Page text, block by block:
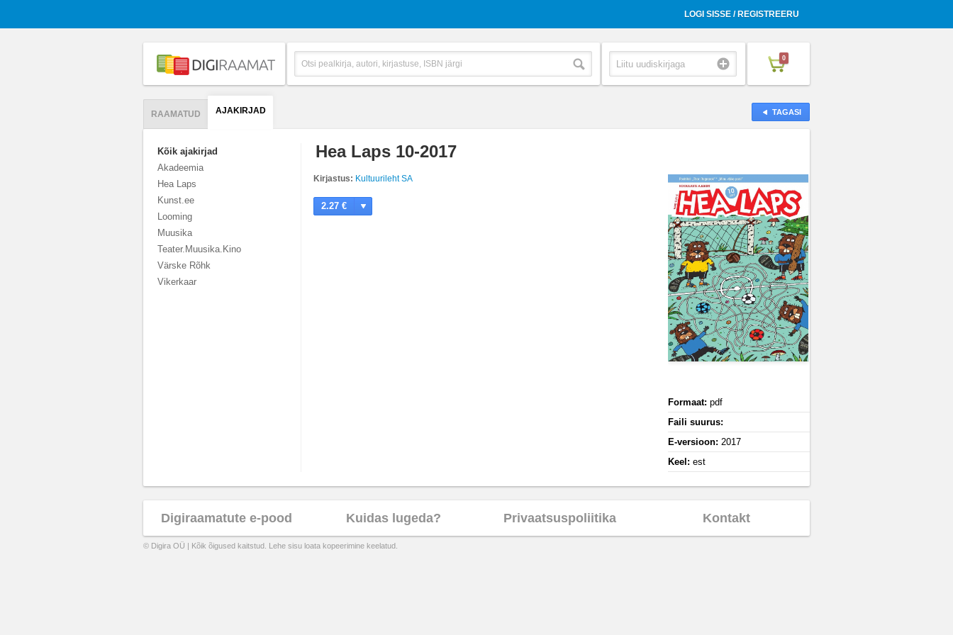
LOGI SISSE / REGISTREERU
0
TAGASI
RAAMATUD AJAKIRJAD
Kõik ajakirjad
Akadeemia
Hea Laps
Kunst.ee
Looming
Muusika
Teater.Muusika.Kino
Värske Rõhk
Vikerkaar
Hea Laps 10-2017
Kirjastus: Kultuurileht SA
2.27 €
Formaat: pdf
Faili suurus:
E-versioon: 2017
Keel: est
Digiraamatute e-pood Kuidas lugeda? Privaatsuspoliitika Kontakt
© Digira OÜ | Kõik õigused kaitstud. Lehe sisu loata kopeerimine keelatud.